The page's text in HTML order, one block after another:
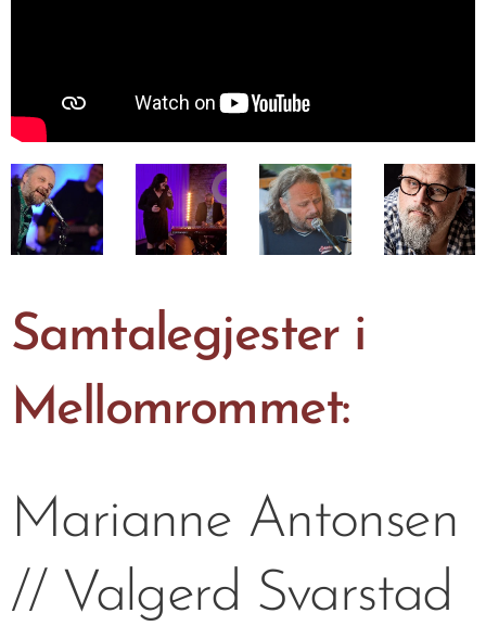
Samtalegjester i
Mellomrommet:
Marianne Antonsen
// Valgerd Svarstad